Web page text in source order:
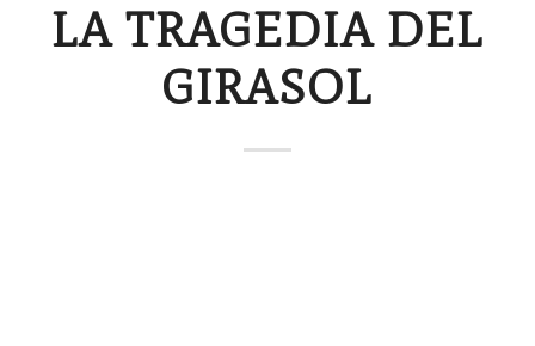
LA TRAGEDIA DEL
GIRASOL